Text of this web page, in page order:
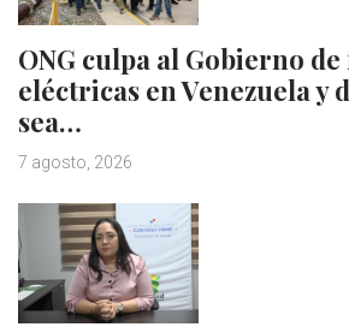
ONG culpa al Gobierno
eléctricas en Venezuela y
sea…
7 agosto, 2026